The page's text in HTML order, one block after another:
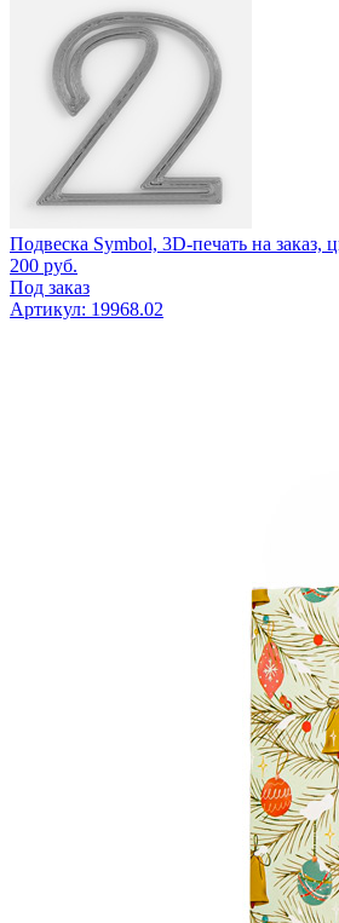
Подвеска Symbol, 3D-печать на заказ,
200 руб.
Под заказ
Артикул: 19968.02